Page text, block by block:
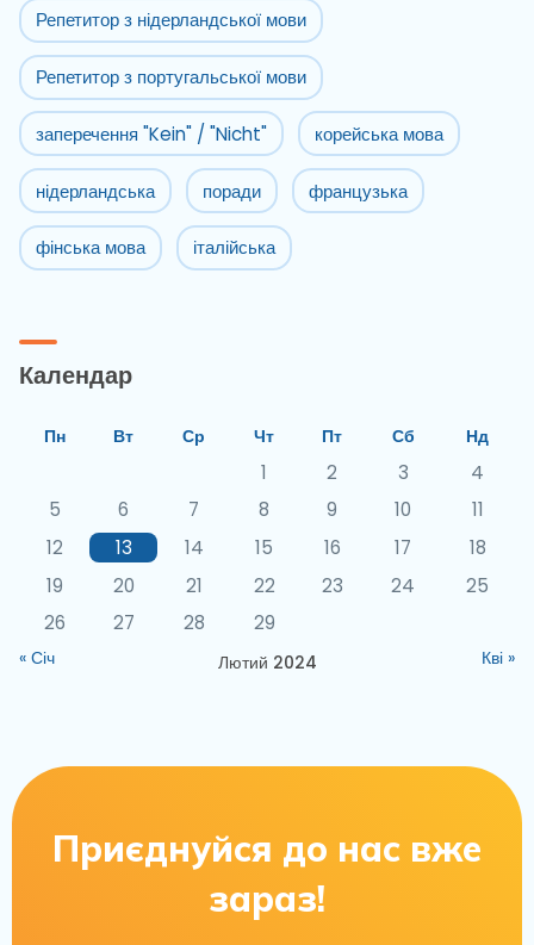
Репетитор з нідерландської мови
Репетитор з португальської мови
заперечення "Kein" / "Nicht" корейська мова
нідерландська поради французька
фінська мова італійська
Календар
Лютий 2024
Пн Вт Ср Чт Пт Сб Нд
1 2 3
4
5
6 7 8 9 10
11
12
13 14 15 16 17
18
19
20 21 22 23 24
25
26
27 28 29
« Січ Кві »
Приєднуйся до нас вже
зараз!